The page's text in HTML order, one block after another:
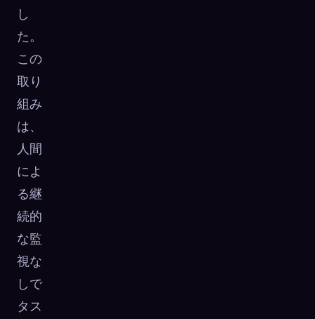
し
た。
この
取り
組み
は、
人間
によ
る継
続的
な監
視な
しで
タス